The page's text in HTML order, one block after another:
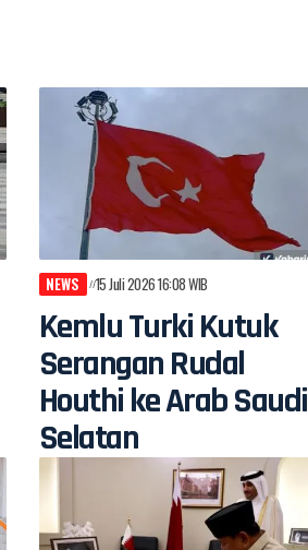
NEWS 15 Juli 2026 16:08 WIB
Kemlu Turki Kutuk
Serangan Rudal
Houthi ke Arab Saudi
Selatan